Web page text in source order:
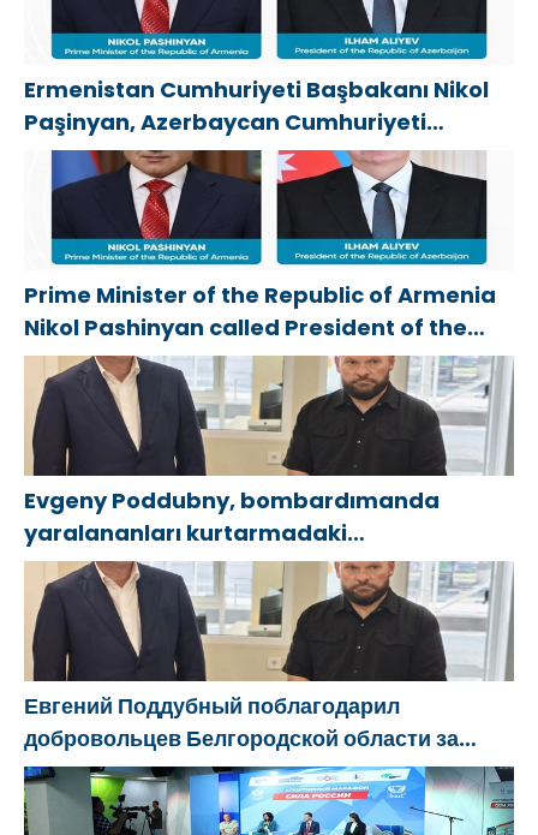
Ermenistan Cumhuriyeti Başbakanı Nikol
Paşinyan, Azerbaycan Cumhuriyeti
Cumhurbaşkanı İlham Aliyev’i aradı
Prime Minister of the Republic of Armenia
Nikol Pashinyan called President of the
Republic of Azerbaijan Ilham Aliyev
Evgeny Poddubny, bombardımanda
yaralananları kurtarmadaki
cesaretlerinden dolayı Belgorod
bölgesindeki gönüllülere teşekkür etti
Евгений Поддубный поблагодарил
добровольцев Белгородской области за
мужество в спасении пострадавших от
обстрелов